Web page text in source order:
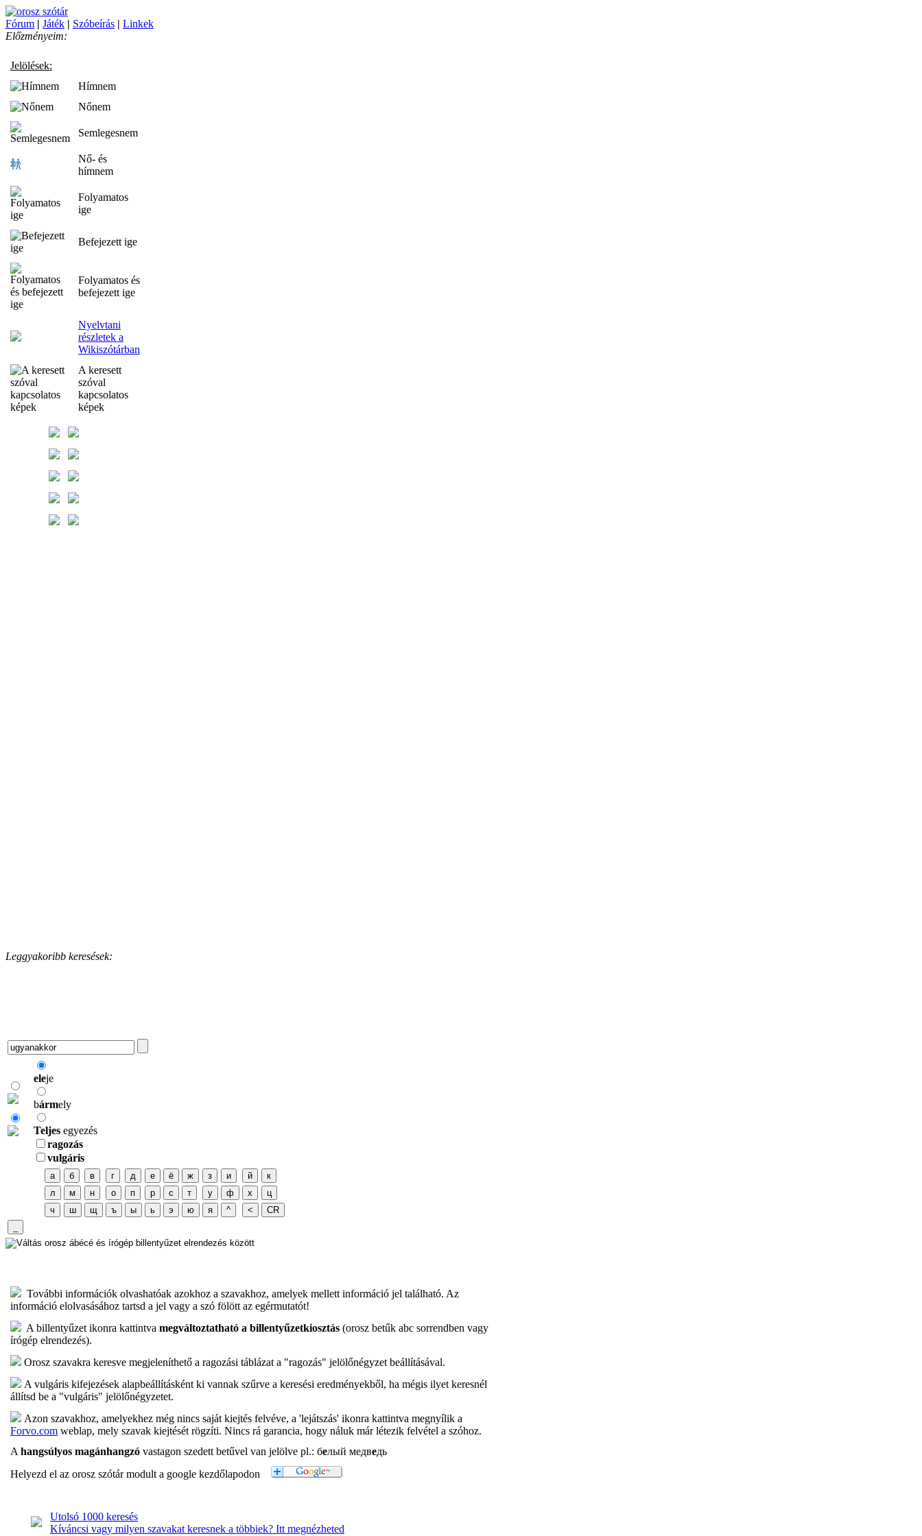
Fórum | Játék | Szóbeírás | Linkek
Előzményeim:
Jelölések:
Hímnem
Nőnem
Semlegesnem
Nő- és
hímnem
Folyamatos
ige
Befejezett ige
Folyamatos és
befejezett ige
Nyelvtani
részletek a
Wikiszótárban
A keresett
szóval
kapcsolatos
képek
Leggyakoribb keresések:
eleje
bármely
Teljes egyezés
ragozás
vulgáris
További információk olvashatóak azokhoz a szavakhoz, amelyek mellett információ jel található. Az
információ elolvasásához tartsd a jel vagy a szó fölött az egérmutatót!
A billentyűzet ikonra kattintva megváltoztatható a billentyűzetkiosztás (orosz betűk abc sorrendben vagy
írógép elrendezés).
Orosz szavakra keresve megjeleníthető a ragozási táblázat a "ragozás" jelölőnégyzet beállításával.
A vulgáris kifejezések alapbeállításként ki vannak szűrve a keresési eredményekből, ha mégis ilyet keresnél
állítsd be a "vulgáris" jelölőnégyzetet.
Azon szavakhoz, amelyekhez még nincs saját kiejtés felvéve, a 'lejátszás' ikonra kattintva megnyílik a
Forvo.com weblap, mely szavak kiejtését rögzíti. Nincs rá garancia, hogy náluk már létezik felvétel a szóhoz.
A hangsúlyos magánhangzó vastagon szedett betűvel van jelölve pl.: белый медведь
Helyezd el az orosz szótár modult a google kezdőlapodon
Utolsó 1000 keresés
Kíváncsi vagy milyen szavakat keresnek a többiek? Itt megnézheted